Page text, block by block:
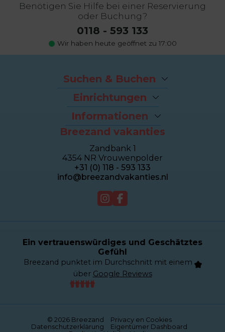
Benötigen Sie Hilfe bei einer Reservierung
oder Buchung?
0118 - 593 133
Wir haben heute geöffnet zu 17:00
Suchen & Buchen
Angebote
Last-Minutes
Ferienhäuser
Ferienwohnungen
Sealofts
Gruppenhäuser
Duinhotel
Einrichtungen
Der Strand
Fahrradverleih
Brasserie Dune
Breezand Gym
Massage en Beauty
Tennisplatz
Informationen
Kontakt und Adresse
Eigentümer Dashboard
Über Breezand
Giftcard
Jobs by Breezand
Webcam
Breezand vakanties
Zandbank 1
4354 NR Vrouwenpolder
+31 (0) 118 - 593 133
info@breezandvakanties.nl
Ein vertrauenswürdiges und Geschätztes
Gefühl
Breezand punktet im Durchschnitt mit einem
über Google Reviews
© 2026 Breezand
Privacy en Cookies
Datenschutzerklärung
Eigentümer Dashboard